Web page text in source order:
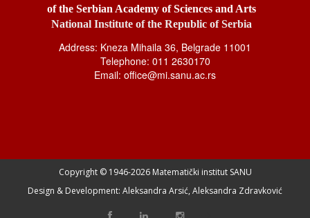
of the Serbian Academy of Sciences and Arts
National Institute of the Republic of Serbia
Address: Kneza Mihaila 36, Belgrade 11001
Telephone: 011 2630170
Email: office@mi.sanu.ac.rs
Copyright © 1946-2026 Matematički institut SANU
Design & Development: Aleksandra Arsić, Aleksandra Zdravković